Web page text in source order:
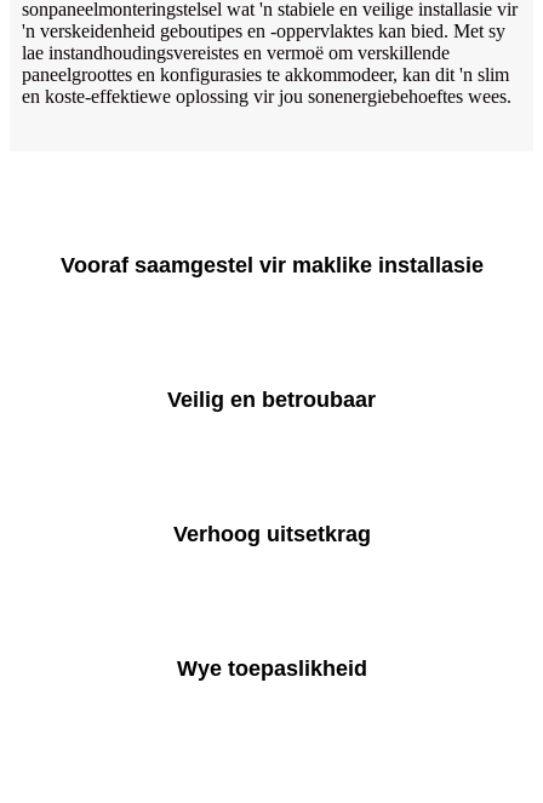
sonpaneelmonteringstelsel wat 'n stabiele en veilige installasie vir
'n verskeidenheid geboutipes en -oppervlaktes kan bied. Met sy
lae instandhoudingsvereistes en vermoë om verskillende
paneelgroottes en konfigurasies te akkommodeer, kan dit 'n slim
en koste-effektiewe oplossing vir jou sonenergiebehoeftes wees.
Vooraf saamgestel vir maklike installasie
Veilig en betroubaar
Verhoog uitsetkrag
Wye toepaslikheid